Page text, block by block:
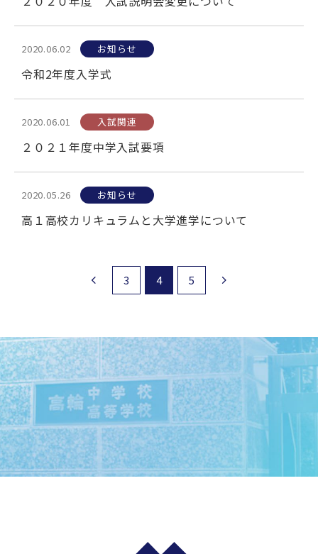
採用情報
アクセス
お問い合わせ
2020.06.02 お知らせ
令和2年度入学式
2020.06.01 入試関連
２０２１年度中学入試要項
2020.05.26 お知らせ
高１高校カリキュラムと大学進学について
3 4 5